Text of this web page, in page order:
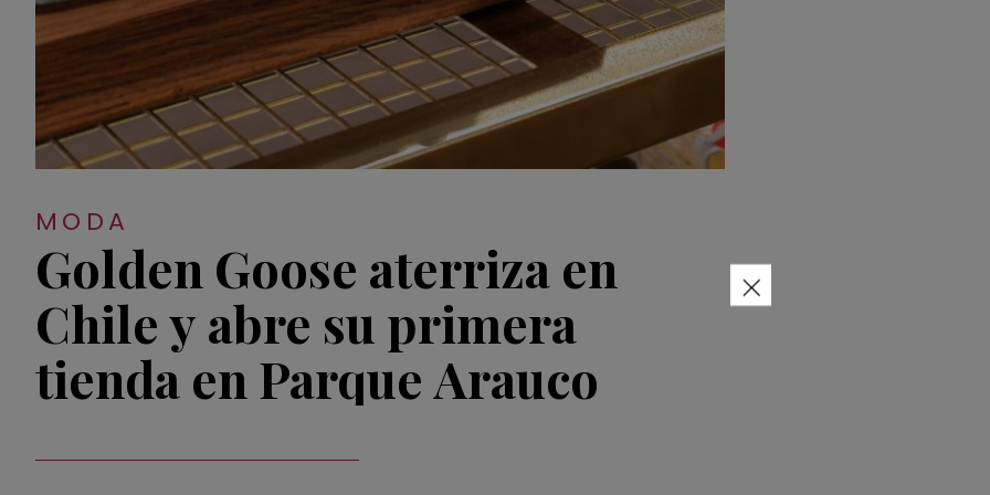
MODA
Golden Goose aterriza en
Chile y abre su primera
tienda en Parque Arauco
×